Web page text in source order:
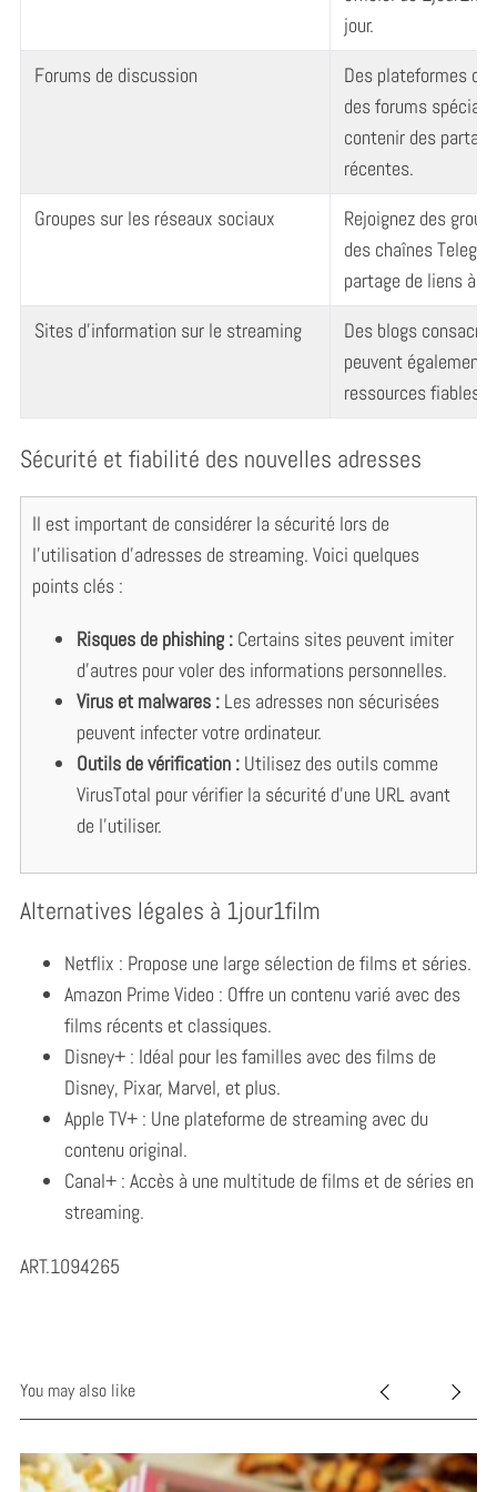
jour.
Forums de discussion
Des plateformes
des forums
contenir des
récentes.
Groupes sur les réseaux sociaux
Rejoignez des
des chaînes
partage de liens à
Sites d’information sur le streaming
Des blogs
peuvent également
ressources fiables.
Sécurité et fiabilité des nouvelles adresses
Il est important de considérer la sécurité lors de
l’utilisation d’adresses de streaming. Voici quelques
points clés :
Risques de phishing :Certains sites peuvent imiter
d’autres pour voler des informations personnelles.
Virus et malwares :Les adresses non sécurisées
peuvent infecter votre ordinateur.
Outils de vérification :Utilisez des outils comme
VirusTotal pour vérifier la sécurité d’une URL avant
de l’utiliser.
Alternatives légales à 1jour1film
Netflix : Propose une large sélection de films et séries.
Amazon Prime Video : Offre un contenu varié avec des
films récents et classiques.
Disney+ : Idéal pour les familles avec des films de
Disney, Pixar, Marvel, et plus.
Apple TV+ : Une plateforme de streaming avec du
contenu original.
Canal+ : Accès à une multitude de films et de séries en
streaming.
ART.1094265
You may also like
S